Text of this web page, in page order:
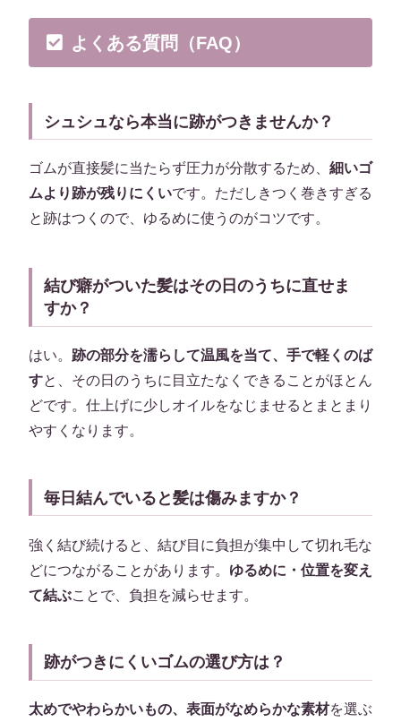
よくある質問（FAQ）
シュシュなら本当に跡がつきませんか？
ゴムが直接髪に当たらず圧力が分散するため、 細いゴ
ムより跡が残りにくいです。ただしきつく巻きすぎる
と跡はつくので、ゆるめに使うのがコツです。
結び癖がついた髪はその日のうちに直せま
すか？
はい。 跡の部分を濡らして温風を当て、手で軽くのば
すと、その日のうちに目立たなくできることがほとん
どです。仕上げに少しオイルをなじませるとまとまり
やすくなります。
毎日結んでいると髪は傷みますか？
強く結び続けると、結び目に負担が集中して切れ毛な
どにつながることがあります。 ゆるめに・位置を変え
て結ぶことで、負担を減らせます。
跡がつきにくいゴムの選び方は？
太めでやわらかいもの、表面がなめらかな素材を選ぶ